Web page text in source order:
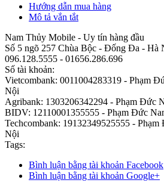
Hướng dẫn mua hàng
Mô tả vắn tắt
Nam Thủy Mobile - Uy tín hàng đầu
Số 5 ngõ 257 Chùa Bộc - Đống Đa - Hà
096.128.5555 - 01656.286.696
Số tài khoản:
Vietcombank: 0011004283319 - Phạm
Nội
Agribank: 1303206342294 - Phạm Đức
BIDV: 12110001355555 - Phạm Đức
Techcombank: 19132349525555 -
Nội
Tags:
Bình luận bằng tài khoản Facebook
Bình luận bằng tài khoản Google+